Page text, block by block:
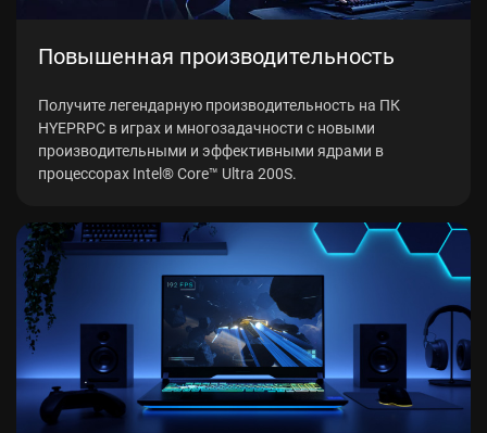
Повышенная производительность
Получите легендарную производительность на ПК
HYEPRPC в играх и многозадачности с новыми
производительными и эффективными ядрами в
процессорах Intel® Core™ Ultra 200S.